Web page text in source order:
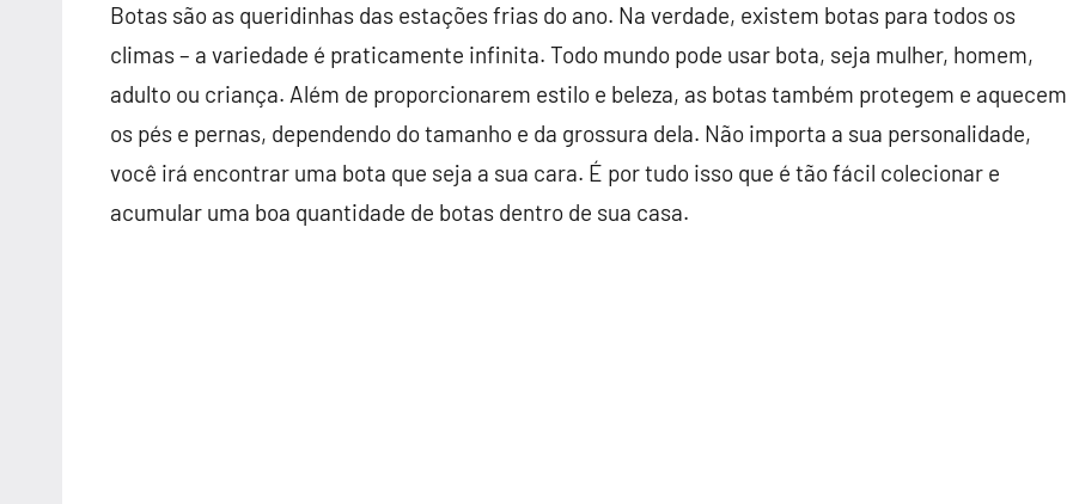
Botas são as queridinhas das estações frias do ano. Na verdade, existem botas para todos os
climas – a variedade é praticamente infinita. Todo mundo pode usar bota, seja mulher, homem,
adulto ou criança. Além de proporcionarem estilo e beleza, as botas também protegem e aquecem
os pés e pernas, dependendo do tamanho e da grossura dela. Não importa a sua personalidade,
você irá encontrar uma bota que seja a sua cara. É por tudo isso que é tão fácil colecionar e
acumular uma boa quantidade de botas dentro de sua casa.